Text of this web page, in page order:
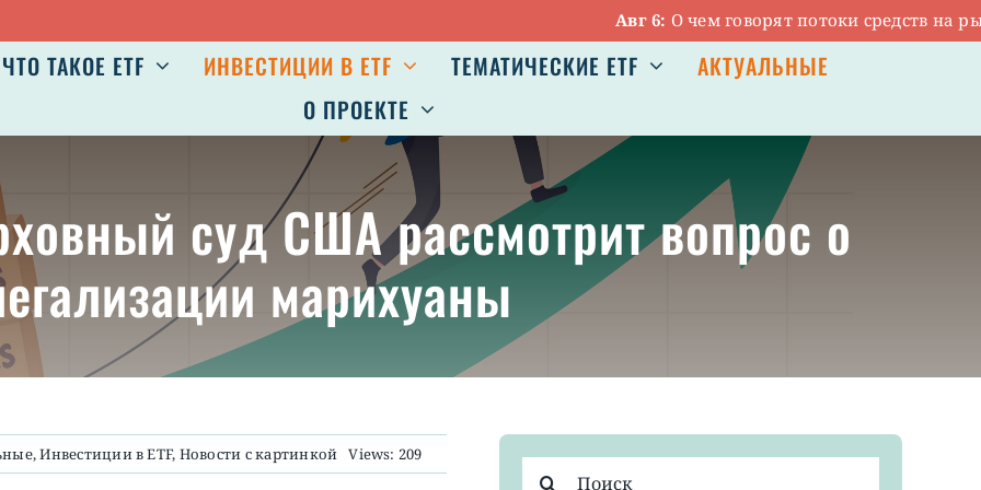
Авг 6:О чем говорят потоки средств на рынке
ЧТО ТАКОЕ ETF ИНВЕСТИЦИИ В ETF ТЕМАТИЧЕСКИЕ ETF
АКТУАЛЬНЫЕ
О ПРОЕКТЕ
суд США рассмотрит вопрос о
марихуаны
,Инвестиции в ETF, Новости с картинкой Views: 209